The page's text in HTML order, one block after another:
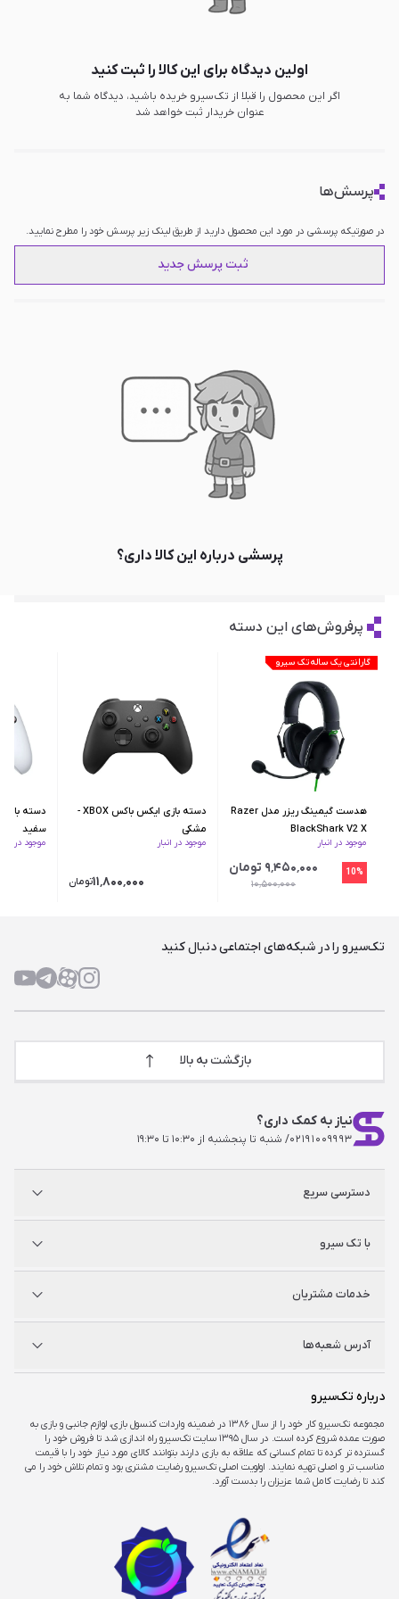
اولین دیدگاه برای این کالا را ثبت کنید
اگر این محصول را قبلا از تک‌سیرو خریده باشید، دیدگاه شما به
عنوان خریدار ثبت خواهد شد
پرسش‌ها
در صورتیکه پرسشی در مورد این محصول دارید از طریق لینک زیر پرسش خود را مطرح نمایید.
ثبت پرسش جدید
پرسشی درباره این کالا داری؟
پرفروش‌های این دسته
گارانتی یک ساله تک سیرو
هدست گیمینگ ریزر مدل Razer
BlackShark V2 X
موجود در انبار
10% ۹٬۴۵۰٬۰۰۰ تومان
۱۰٬۵۰۰٬۰۰۰
دسته بازی ایکس‌ باکس XBOX -
مشکی
موجود در انبار
۱۱٬۸۰۰٬۰۰۰تومان
سفید
موجود در
تک‌سیرو را در شبکه‌های اجتماعی دنبال کنید
نیاز به کمک داری؟
۰۲۱۹۱۰۰۹۹۹۳/ شنبه تا پنجشنبه از ۱۰:۳۰ تا ۱۹:۳۰
بازگشت به بالا
دسترسی سریع
ایکس‌باکس
شگفت سیرو
با تک سیرو
راه‌های ارتباطی
مجله خبری
خدمات مشتریان
راهنمای اکانت‌ها
شرایط و قوانین
آدرس شعبه‌ها
شعبه مرکزی
شعبه چارسو
تهران، خیابان جمهوری، تقاطع حافظ، پاساژ چارسو، طبقه منفی یک، پلاک A۴۸
شعبه اپال
درباره تک‌سیرو
مجموعه تک‌سیرو کار خود را از سال ۱۳۸۶ در ضمینه واردات کنسول بازی، لوازم جانبی و بازی به
صورت عمده شروع کرده است. در سال ۱۳۹۵ سایت تک‌سیرو راه اندازی شد تا فروش خود را
گسترده تر کرده تا تمام کسانی که علاقه به بازی دارند بتوانند کالای مورد نیاز خود را با قیمت
مناسب تر و اصلی تهیه نمایند. اولویت اصلی تک‌سیرو رضایت مشتری بود و تمام تلاش خود را می
کند تا رضایت کامل شما عزیزان را بدست آورد.